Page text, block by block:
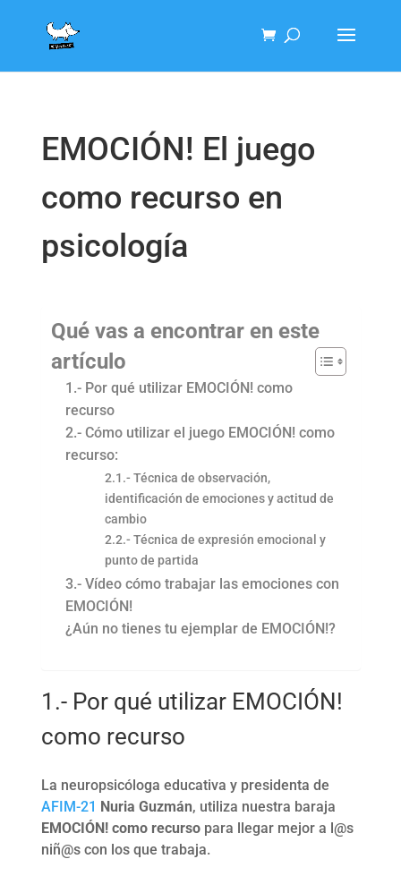
EMOCIÓN! El juego
como recurso en
psicología
Qué vas a encontrar en este
artículo
1.- Por qué utilizar EMOCIÓN! como
recurso
2.- Cómo utilizar el juego EMOCIÓN! como
recurso:
2.1.- Técnica de observación,
identificación de emociones y actitud de
cambio
2.2.- Técnica de expresión emocional y
punto de partida
3.- Vídeo cómo trabajar las emociones con
EMOCIÓN!
¿Aún no tienes tu ejemplar de EMOCIÓN!?
1.- Por qué utilizar EMOCIÓN!
como recurso
La neuropsicóloga educativa y presidenta de
AFIM-21 Nuria Guzmán, utiliza nuestra baraja
EMOCIÓN! como recursopara llegar mejor a l@s
niñ@s con los que trabaja.